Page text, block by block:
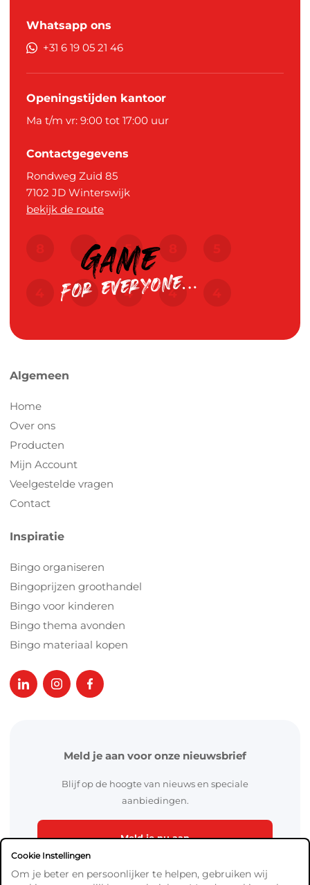
Whatsapp ons
+31 6 19 05 21 46
Openingstijden kantoor
Ma t/m vr: 9:00 tot 17:00 uur
Contactgegevens
Rondweg Zuid 85
7102 JD Winterswijk
bekijk de route
Algemeen
Home
Over ons
Producten
Mijn Account
Veelgestelde vragen
Contact
Inspiratie
Bingo organiseren
Bingoprijzen groothandel
Bingo voor kinderen
Bingo thema avonden
Bingo materiaal kopen
Meld je aan voor onze nieuwsbrief
Blijf op de hoogte van nieuws en speciale
aanbiedingen.
Meld je nu aan
Cookie Instellingen
Om je beter en persoonlijker te helpen, gebruiken wij